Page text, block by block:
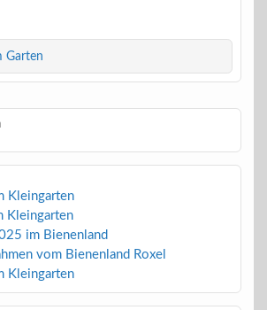
Garten
Kleingarten
Kleingarten
im Bienenland
vom Bienenland Roxel
Kleingarten